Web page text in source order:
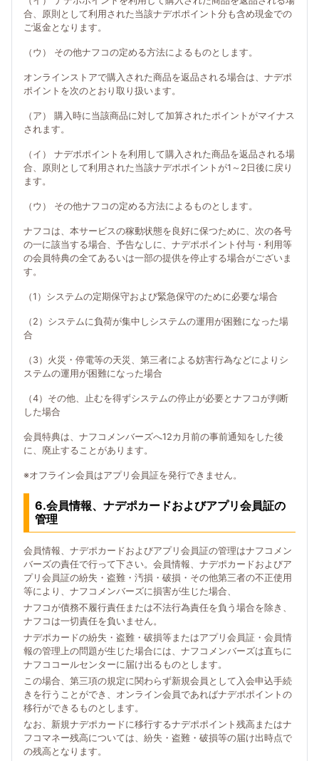
合、原則として利用された当該ナデポポイント分も含め現金での
ご返金となります。
（ウ） その他ナフコの定める方法によるものとします。
オンラインストアで購入された商品を返品される場合は、ナデポ
ポイントを次のとおり取り扱います。
（ア） 購入時に当該商品に対して加算されたポイントがマイナス
されます。
（イ） ナデポポイントを利用して購入された商品を返品される場
合、原則として利用された当該ナデポポイントが1～2日後に戻り
ます。
（ウ） その他ナフコの定める方法によるものとします。
ナフコは、本サービスの稼動状態を良好に保つために、次の各号
の一に該当する場合、予告なしに、ナデポポイント付与・利用等
の会員特典の全てあるいは一部の提供を停止する場合がございま
す。
（1）システムの定期保守および緊急保守のために必要な場合
（2）システムに負荷が集中しシステムの運用が困難になった場
合
（3）火災・停電等の天災、第三者による妨害行為などによりシ
ステムの運用が困難になった場合
（4）その他、止むを得ずシステムの停止が必要とナフコが判断
した場合
会員特典は、ナフコメンバーズへ12カ月前の事前通知をした後
に、廃止することがあります。
※オフライン会員はアプリ会員証を発行できません。
6.会員情報、ナデポカードおよびアプリ会員証の
管理
会員情報、ナデポカードおよびアプリ会員証の管理はナフコメン
バーズの責任で行って下さい。会員情報、ナデポカードおよびア
プリ会員証の紛失・盗難・汚損・破損・その他第三者の不正使用
等により、ナフコメンバーズに損害が生じた場合、
ナフコが債務不履行責任または不法行為責任を負う場合を除き、
ナフコは一切責任を負いません。
ナデポカードの紛失・盗難・破損等またはアプリ会員証・会員情
報の管理上の問題が生じた場合には、ナフコメンバーズは直ちに
ナフココールセンターに届け出るものとします。
この場合、第三項の規定に関わらず新規会員として入会申込手続
きを行うことができ、オンライン会員であればナデポポイントの
移行ができるものとします。
なお、新規ナデポカードに移行するナデポポイント残高またはナ
フコマネー残高については、紛失・盗難・破損等の届け出時点で
の残高となります。